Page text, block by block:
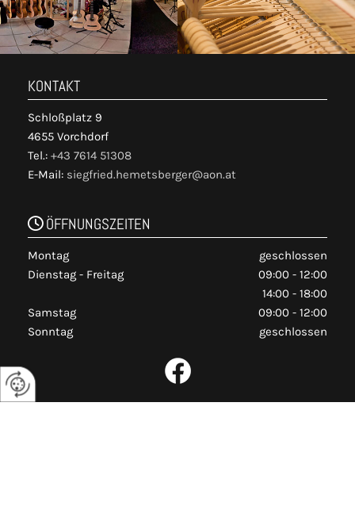
KONTAKT
Schloßplatz 9
4655 Vorchdorf
Tel.: +43 7614 51308
E-Mail: siegfried.hemetsberger@aon.at
ÖFFNUNGSZEITEN
Montag
geschlossen
Dienstag - Freitag
09:00 - 12:00
14:00 - 18:00
Samstag
09:00 - 12:00
Sonntag
geschlossen